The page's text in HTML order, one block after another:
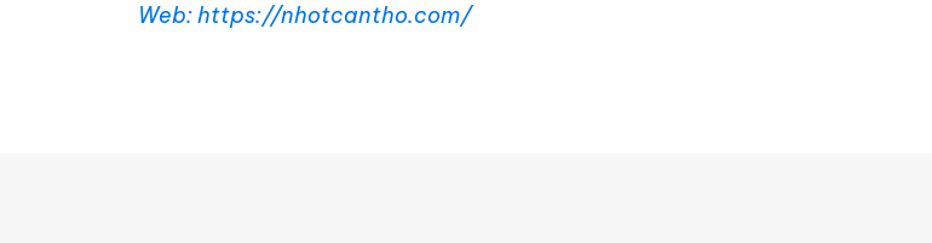
Web: https://nhotcantho.com/